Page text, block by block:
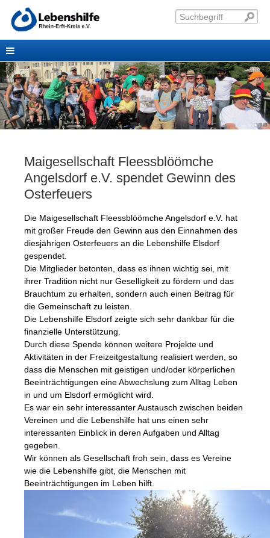
Maigesellschaft Fleessblöömche
Angelsdorf e.V. spendet Gewinn des
Osterfeuers
Die Maigesellschaft Fleessblöömche Angelsdorf e.V. hat
mit großer Freude den Gewinn aus den Einnahmen des
diesjährigen Osterfeuers an die Lebenshilfe Elsdorf
gespendet.
Die Mitglieder betonten, dass es ihnen wichtig sei, mit
ihrer Tradition nicht nur Geselligkeit zu fördern und das
Brauchtum zu erhalten, sondern auch einen Beitrag für
die Gemeinschaft zu leisten.
Die Lebenshilfe Elsdorf zeigte sich sehr dankbar für die
finanzielle Unterstützung.
Durch diese Spende können weitere Projekte und
Aktivitäten in der Freizeitgestaltung realisiert werden, so
dass die Menschen mit geistigen und/oder körperlichen
Beeinträchtigungen eine Abwechslung zum Alltag Leben
in und um Elsdorf ermöglicht wird.
Es war ein sehr interessanter Austausch zwischen beiden
Vereinen und die Lebenshilfe hat uns einen sehr
interessanten Einblick in deren Aufgaben und Alltag
gegeben.
Wir können als Gesellschaft froh sein, dass es Vereine
wie die Lebenshilfe gibt, die Menschen mit
Beeinträchtigungen im Leben hilft.